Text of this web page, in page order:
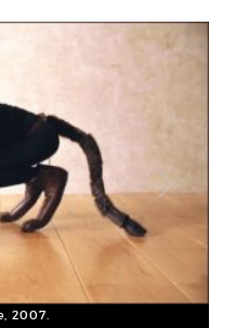
2007.